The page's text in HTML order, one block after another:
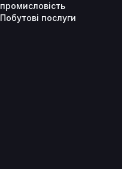
промисловість
Побутові послуги